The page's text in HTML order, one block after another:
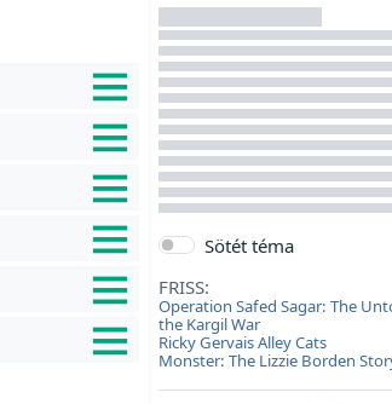
Sötét téma
FRISS:
Operation Safed Sagar: The
the Kargil War
Ricky Gervais Alley Cats
Monster: The Lizzie Borden